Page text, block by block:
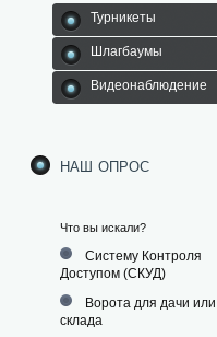
Турникеты
Шлагбаумы
Видеонаблюдение
наш опрос
Что вы искали?
Систему Контроля
Доступом (СКУД)
Ворота для дачи или
склада